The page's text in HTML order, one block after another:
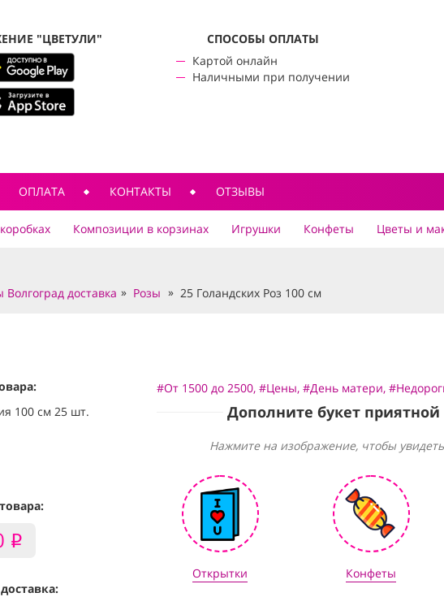
"ЦВЕТУЛИ"
CПОСОБЫ ОПЛАТЫ
Картой онлайн
Наличными при получении
ОПЛАТА КОНТАКТЫ ОТЗЫВЫ
Композиции в корзинах Игрушки Конфеты Цветы и
Волгоград доставка Розы 25 Голандских Роз 100 см
100 см 25 шт.
i
#От 1500 до 2500, #Цены, #День матери,
Дополните букет
Нажмите на изображение, чтобы
Открытки Конфеты